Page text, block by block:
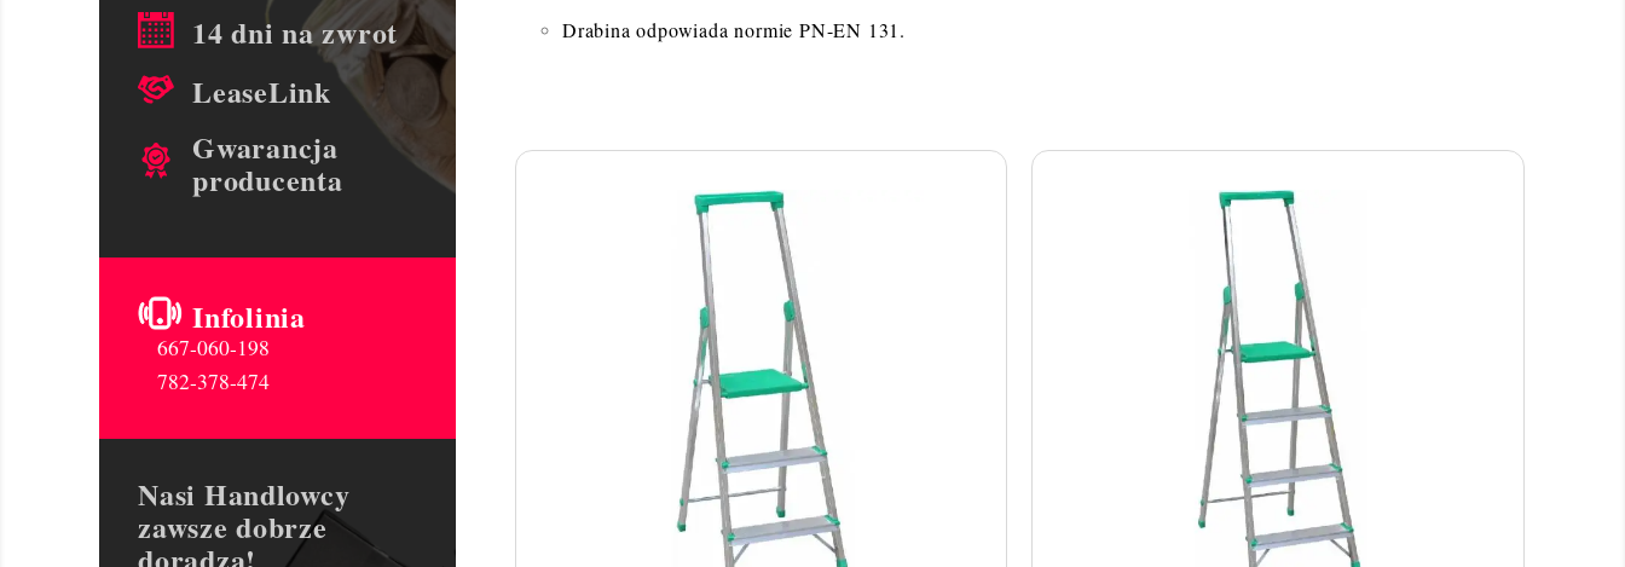
14 dni na zwrot
LeaseLink
Gwarancja
producenta
Infolinia
667-060-198
782-378-474
Nasi Handlowcy
zawsze dobrze
Drabina odpowiada normie PN-EN 131.